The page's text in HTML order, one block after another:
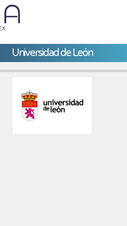
Universidad de León